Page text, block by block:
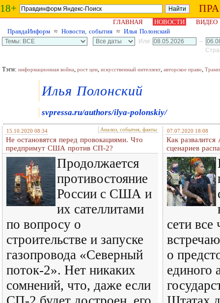
18+
ГЛАВНАЯ НОВОСТИ
ВИДЕО
ПравдаИнформ ≈ Новости, события ≈ Илья Полонский
Или:
–
Тэги: информационная война, рост цен, искусственный интеллект, авторское право, Трамп
Илья Полонский
svpressa.ru/authors/ilya-polonskiy/
15.10.2020 08:34 Анализ, события, факты
Не остановятся перед провокациями. Что
предпримут США против СП-2?
Продолжается
противостояние
России с США и
их сателлитами
по вопросу о
строительстве и запуске
газопровода «Северный
поток-2». Нет никаких
сомнений, что, даже если
07.07.2020 18:08
Как
сценариев
сети все
о
единого